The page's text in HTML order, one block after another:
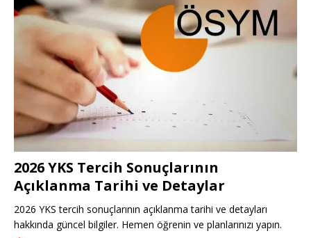
2026 YKS Tercih Sonuçlarının
Açıklanma Tarihi ve Detaylar
2026 YKS tercih sonuçlarının açıklanma tarihi ve detayları
hakkında güncel bilgiler. Hemen öğrenin ve planlarınızı yapın.